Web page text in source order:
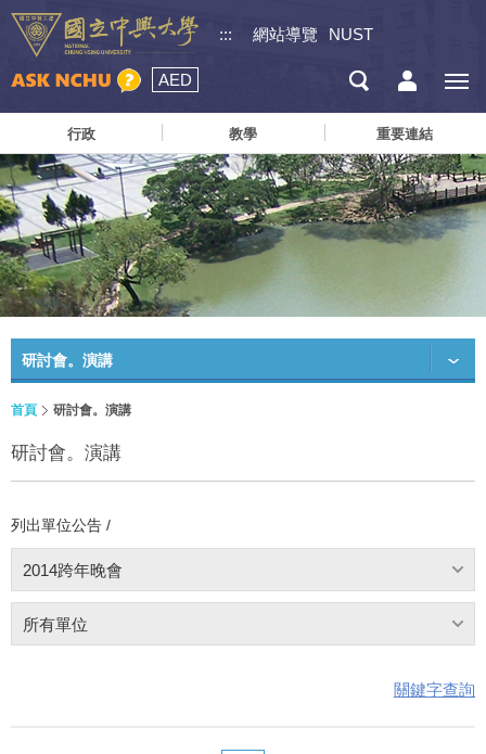
::: 網站導覽 NUST
AED
行政 教學 重要連結
研討會。演講
首頁 研討會。演講
研討會。演講
列出單位公告 /
2014跨年晚會
所有單位
關鍵字查詢